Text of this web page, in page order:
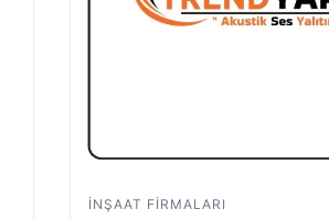
İNŞAAT FIRMALARI